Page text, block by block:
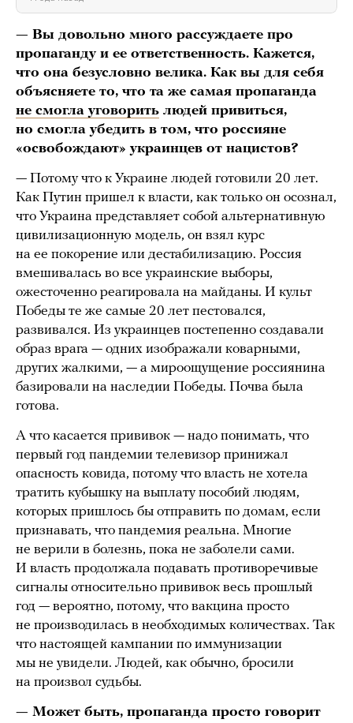
— Вы довольно много рассуждаете про
пропаганду и ее ответственность. Кажется,
что она безусловно велика. Как вы для себя
объясняете то, что та же самая пропаганда
не смогла уговорить людей привиться,
но смогла убедить в том, что россияне
«освобождают» украинцев от нацистов?
— Потому что к Украине людей готовили 20 лет.
Как Путин пришел к власти, как только он осознал,
что Украина представляет собой альтернативную
цивилизационную модель, он взял курс
на ее покорение или дестабилизацию. Россия
вмешивалась во все украинские выборы,
ожесточенно реагировала на майданы. И культ
Победы те же самые 20 лет пестовался,
развивался. Из украинцев постепенно создавали
образ врага — одних изображали коварными,
других жалкими, — а мироощущение россиянина
базировали на наследии Победы. Почва была
готова.
А что касается прививок — надо понимать, что
первый год пандемии телевизор принижал
опасность ковида, потому что власть не хотела
тратить кубышку на выплату пособий людям,
которых пришлось бы отправить по домам, если
признавать, что пандемия реальна. Многие
не верили в болезнь, пока не заболели сами.
И власть продолжала подавать противоречивые
сигналы относительно прививок весь прошлый
год — вероятно, потому, что вакцина просто
не производилась в необходимых количествах. Так
что настоящей кампании по иммунизации
мы не увидели. Людей, как обычно, бросили
на произвол судьбы.
— Может быть, пропаганда просто говорит